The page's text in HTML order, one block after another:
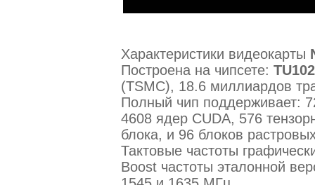
Характеристики видеокарты
Построена на чипсете:
(TSMC), 18.6 миллиардов
Полный чип поддерживает:
4608 ядер CUDA, 576
блока, и 96 блоков
Тактовые частоты
Boost частоты эталонной